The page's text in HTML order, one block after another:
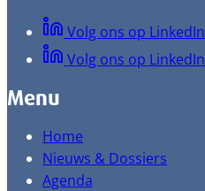
Volg ons op LinkedIn
Volg ons op LinkedIn
Menu
Home
Nieuws & Dossiers
Agenda